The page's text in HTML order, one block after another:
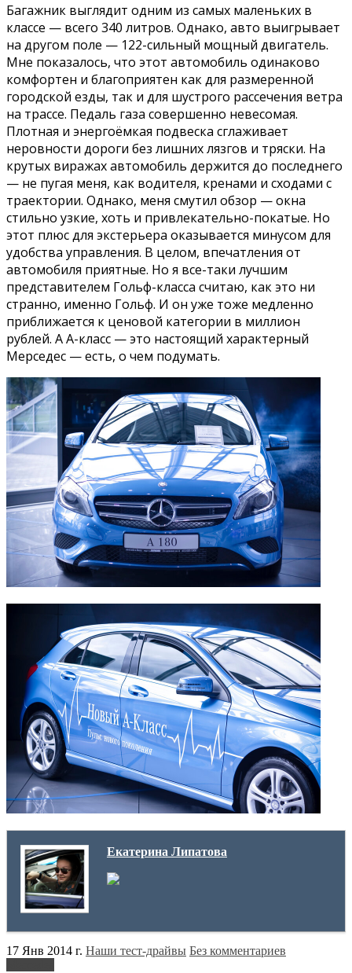
Багажник выглядит одним из самых маленьких в
классе — всего 340 литров. Однако, авто выигрывает
на другом поле — 122-сильный мощный двигатель.
Мне показалось, что этот автомобиль одинаково
комфортен и благоприятен как для размеренной
городской езды, так и для шустрого рассечения ветра
на трассе. Педаль газа совершенно невесомая.
Плотная и энергоёмкая подвеска сглаживает
неровности дороги без лишних лязгов и тряски. На
крутых виражах автомобиль держится до последнего
— не пугая меня, как водителя, кренами и сходами с
траектории. Однако, меня смутил обзор — окна
стильно узкие, хоть и привлекательно-покатые. Но
этот плюс для экстерьера оказывается минусом для
удобства управления. В целом, впечатления от
автомобиля приятные. Но я все-таки лучшим
представителем Гольф-класса считаю, как это ни
странно, именно Гольф. И он уже тоже медленно
приближается к ценовой категории в миллион
рублей. А А-класс — это настоящий характерный
Мерседес — есть, о чем подумать.
Екатерина Липатова
17 Янв 2014 г. Наши тест-драйвы Без комментариев